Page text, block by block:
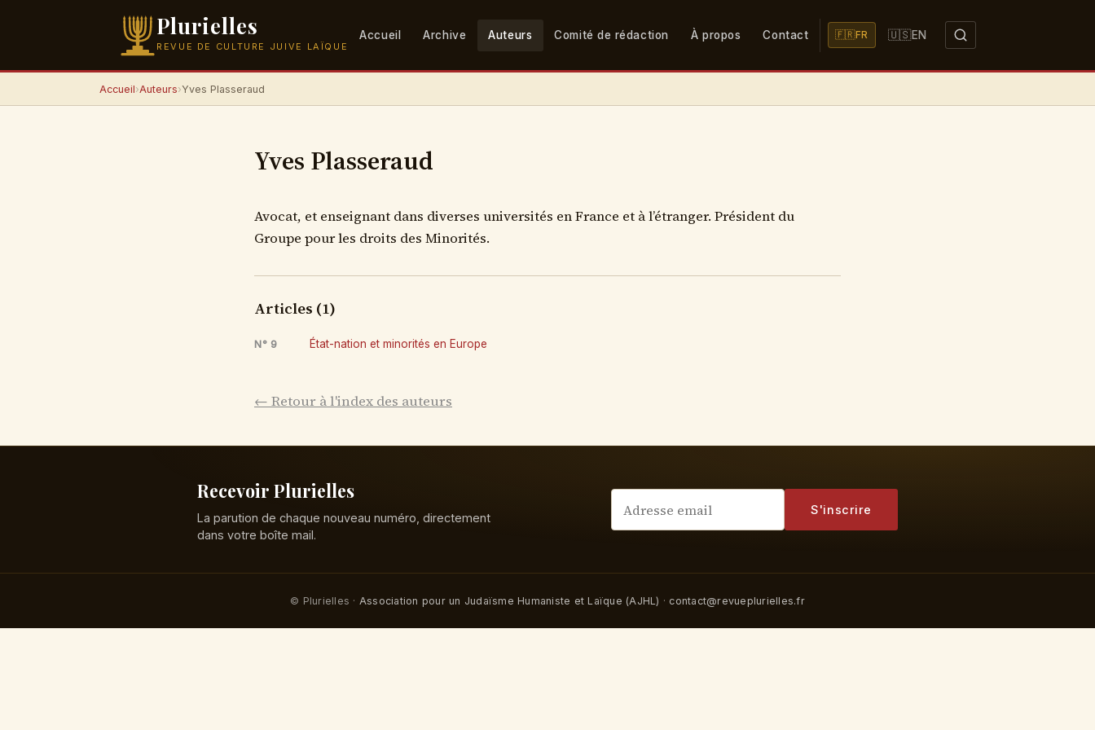
Plurielles
REVUE DE CULTURE JUIVE LAÏQUE
Accueil Archive Auteurs Comité de rédaction À propos Contact 🇫🇷FR 🇺🇸EN
Accueil›Auteurs›Yves Plasseraud
Yves Plasseraud
Avocat, et enseignant dans diverses universités en France et à l’étranger. Président du
Groupe pour les droits des Minorités.
Articles (1)
N° 9 État-nation et minorités en Europe
← Retour à l'index des auteurs
Recevoir Plurielles
La parution de chaque nouveau numéro, directement
dans votre boîte mail.
S'inscrire
© Plurielles · Association pour un Judaïsme Humaniste et Laïque (AJHL) · contact@revueplurielles.fr